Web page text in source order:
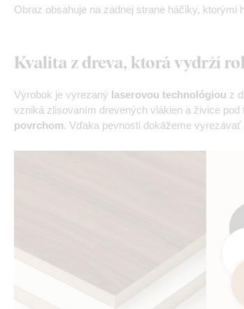
Obraz obsahuje na zadnej strane háčiky, ktorými
Kvalita z dreva, ktorá vydrží
Výrobok je vyrezaný laserovou technológiou z
vzniká zlisovaním drevených vlákien a živice pod
povrchom. Vďaka pevnosti dokážeme vyrezávať